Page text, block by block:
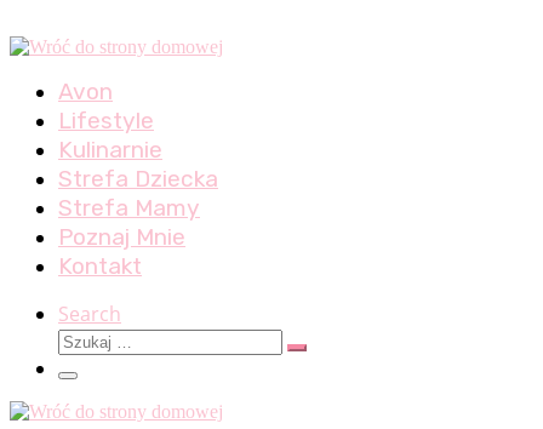
Avon
Lifestyle
Kulinarnie
Strefa Dziecka
Strefa Mamy
Poznaj Mnie
Kontakt
Search
Szukaj
Szukaj
Menu